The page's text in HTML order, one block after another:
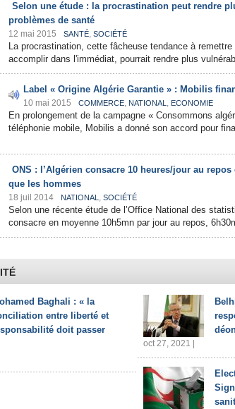
Selon une étude : la procrastination peut rendre
problèmes de santé
12 mai 2015 SANTÉ, SOCIÉTÉ
La procrastination, cette fâcheuse tendance à
accomplir dans l'immédiat, pourrait rendre plus
Label « Origine Algérie Garantie » : Mobilis
10 mai 2015 COMMERCE, NATIONAL , ECONOMIE
En prolongement de la campagne « Consommons
téléphonie mobile, Mobilis a donné son accord pour
ONS : l’Algérien consacre 10 heures/jour au
que les hommes
18 juil 2014 NATIONAL , SOCIÉTÉ
Selon une récente étude de l’Office National des
consacre en moyenne 10h5mn par jour au repos,
Baghali : « la
entre liberté et
doit passer
oct 27, 2021 |